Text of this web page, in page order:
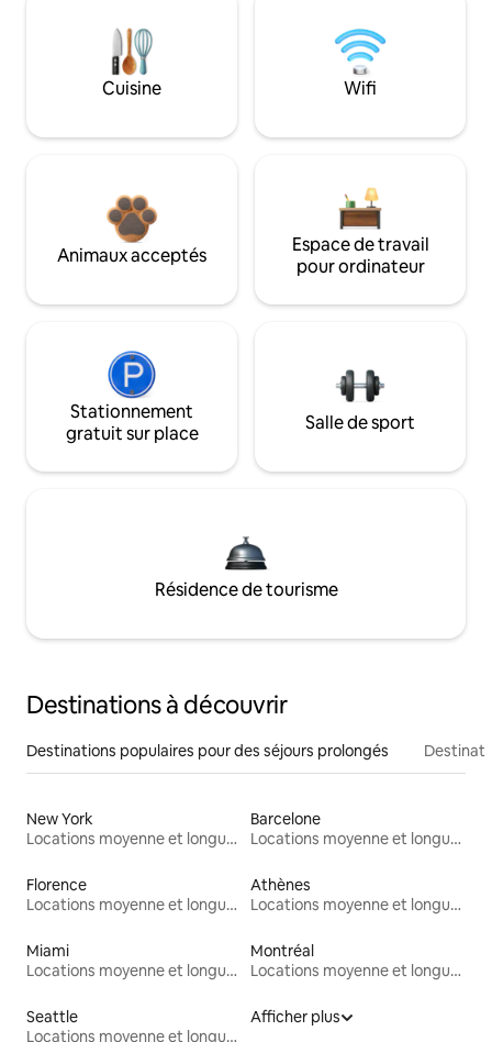
Cuisine Wifi
Animaux acceptés
Espace de travail
pour ordinateur
Stationnement
gratuit sur place
Salle de sport
Résidence de tourisme
Destinations à découvrir
Destinations populaires pour des séjours prolongés
New York
Locations moyenne et longue durée
Barcelone
Locations moyenne et longue durée
Florence
Locations moyenne et longue durée
Athènes
Locations moyenne et longue durée
Miami
Locations moyenne et longue durée
Montréal
Locations moyenne et longue durée
Seattle
Locations moyenne et longue durée
Afficher plus